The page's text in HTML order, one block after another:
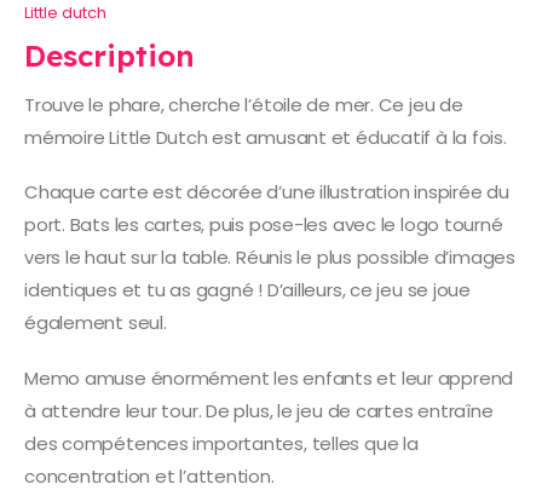
Little dutch
Description
Trouve le phare, cherche l’étoile de mer. Ce jeu de
mémoire Little Dutch est amusant et éducatif à la fois.
Chaque carte est décorée d’une illustration inspirée du
port. Bats les cartes, puis pose-les avec le logo tourné
vers le haut sur la table. Réunis le plus possible d’images
identiques et tu as gagné ! D’ailleurs, ce jeu se joue
également seul.
Memo amuse énormément les enfants et leur apprend
à attendre leur tour. De plus, le jeu de cartes entraîne
des compétences importantes, telles que la
concentration et l’attention.